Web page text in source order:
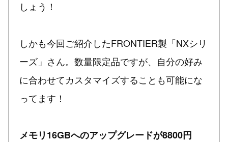
しょう！
しかも今回ご紹介したFRONTIER製「NXシリ
ーズ」さん。数量限定品ですが、自分の好み
に合わせてカスタマイズすることも可能にな
ってます！
メモリ16GBへのアップグレードが8800円